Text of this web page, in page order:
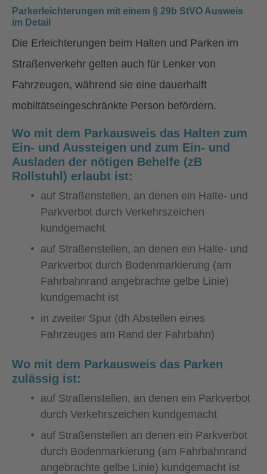
Parkerleichterungen mit einem § 29b StVO Ausweis
im Detail
Die Erleichterungen beim Halten und Parken im
Straßenverkehr gelten auch für Lenker von
Fahrzeugen, während sie eine dauerhalft
mobiltätseingeschränkte Person befördern.
Wo mit dem Parkausweis das Halten zum
Ein- und Aussteigen und zum Ein- und
Ausladen der nötigen Behelfe (zB
Rollstuhl) erlaubt ist:
auf Straßenstellen, an denen ein Halte- und
Parkverbot durch Verkehrszeichen
kundgemacht
auf Straßenstellen, an denen ein Halte- und
Parkverbot durch Bodenmarkierung (am
Fahrbahnrand angebrachte gelbe Linie)
kundgemacht ist
in zweiter Spur (dh Abstellen eines
Fahrzeuges am Rand der Fahrbahn)
Wo mit dem Parkausweis das Parken
zulässig ist:
auf Straßenstellen, an denen ein Parkverbot
durch Verkehrszeichen kundgemacht
auf Straßenstellen an denen ein Parkverbot
durch Bodenmarkierung (am Fahrbahnrand
angebrachte gelbe Linie) kundgemacht ist